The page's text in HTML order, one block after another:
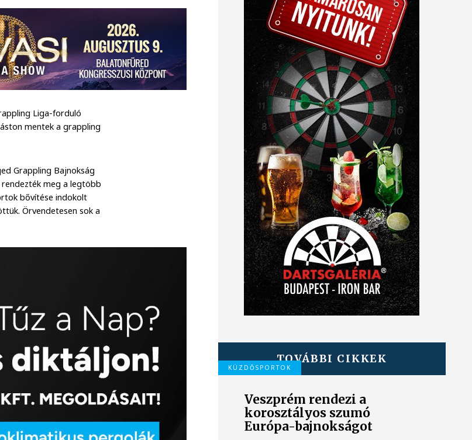
Liga-forduló
mentek a grappling
Grappling Bajnokság
meg a legtöbb
bővítése indokolt
Örvendetesen sok a
TOVÁBBI CIKKEK
KÜZDŐSPORTOK
Veszprém rendezi a
korosztályos szumó
Európa-bajnokságot